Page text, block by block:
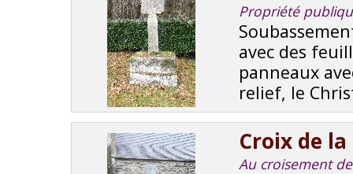
Propriété
avec des
panneaux
relief, le
Croix de la
Au croisement